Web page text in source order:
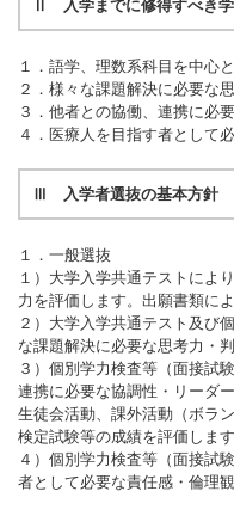
Ⅱ 入学までに修得すべき
１．語学、理数系科目を中心
２．様々な課題解決に必要な
３．他者との協働、連携に必
４．医療人を目指す者として
Ⅲ 入学者選抜の基本方針
１．一般選抜
１）大学⼊学共通テストによ
力を評価します。出願書類に
２）大学⼊学共通テスト及び
な課題解決に必要な思考力・
３）個別学力検査等（面接試
連携に必要な協調性・リーダ
生徒会活動、課外活動（ボラ
検定試験等の成績を評価します
４）個別学力検査等（面接試
者として必要な責任感・倫理